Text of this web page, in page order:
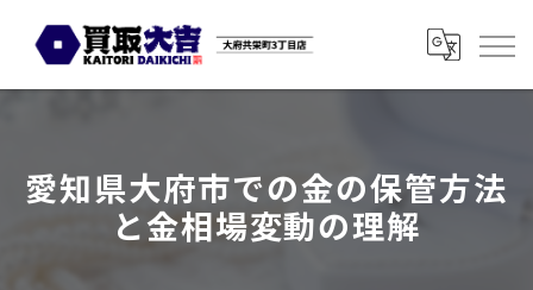
愛知県大府市での金の保管方法
と金相場変動の理解